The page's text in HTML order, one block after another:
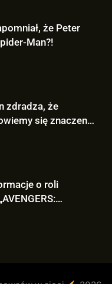
zdradza, że
się znaczenia
„SPIDER-
NEW DAY”!
o roli
ENDGAME
że Peter
Man?!
zdradza, że
się znaczenia
„SPIDER-
o roli